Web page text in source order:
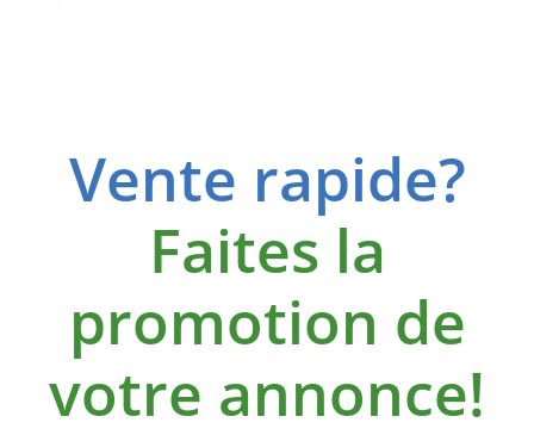
Vente rapide?
Faites la
promotion de
votre annonce!